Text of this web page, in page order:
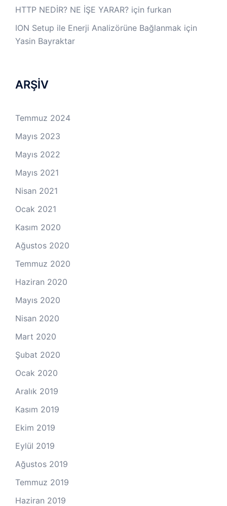
HTTP NEDİR? NE İŞE YARAR? için furkan
ION Setup ile Enerji Analizörüne Bağlanmak için
Yasin Bayraktar
ARŞİV
Temmuz 2024
Mayıs 2023
Mayıs 2022
Mayıs 2021
Nisan 2021
Ocak 2021
Kasım 2020
Ağustos 2020
Temmuz 2020
Haziran 2020
Mayıs 2020
Nisan 2020
Mart 2020
Şubat 2020
Ocak 2020
Aralık 2019
Kasım 2019
Ekim 2019
Eylül 2019
Ağustos 2019
Temmuz 2019
Haziran 2019